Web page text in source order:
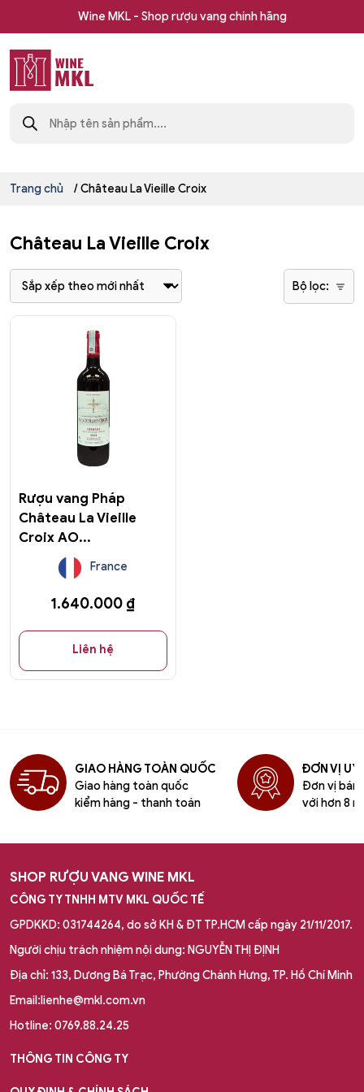
Wine MKL - Shop rượu vang chính hãng
rượu
vang
Wine
kiếm
sản
Trang chủ / Château La Vieille Croix
Château La Vieille Croix
Bộ lọc:
Rượu vang Pháp
Château La Vieille
Croix AO...
France
1.640.000 ₫
Liên hệ
GIAO HÀNG TOÀN QUỐC
Giao hàng toàn quốc
kiểm hàng - thanh toán
ĐƠN VỊ UY
Đơn vị bán
với hơn 8
SHOP RƯỢU VANG WINE MKL
CÔNG TY TNHH MTV MKL QUỐC TẾ
GPDKKD: 031744264, do sở KH & ĐT TP.HCM cấp ngày 21/11/2017.
Người chịu trách nhiệm nội dung: NGUYỄN THỊ ĐỊNH
Địa chỉ: 133, Dương Bá Trạc, Phường Chánh Hưng, TP. Hồ Chí Minh
Email:lienhe@mkl.com.vn
Hotline: 0769.88.24.25
THÔNG TIN CÔNG TY